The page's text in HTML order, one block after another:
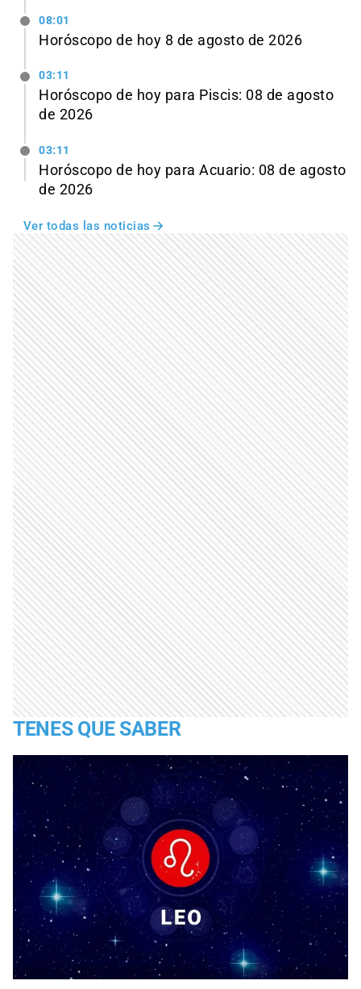
08:01
Horóscopo de hoy 8 de agosto de 2026
03:11
Horóscopo de hoy para Piscis: 08 de agosto
de 2026
03:11
Horóscopo de hoy para Acuario: 08 de agosto
de 2026
Ver todas las noticias
TENES QUE SABER